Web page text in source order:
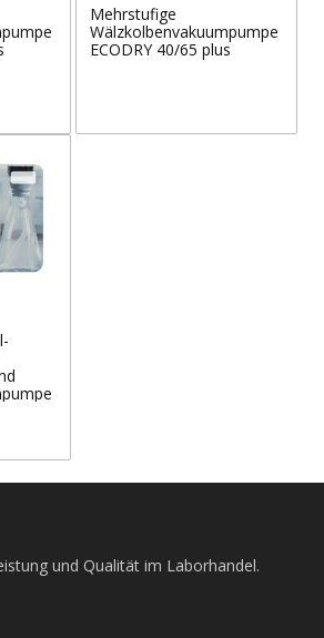
Mehrstufige
Wälzkolbenvakuumpumpe
ECODRY 40/65 plus
und Qualität im Laborhandel.